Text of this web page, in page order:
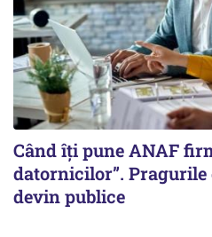
Când îți pune ANAF
datornicilor”. Pragurile
devin publice